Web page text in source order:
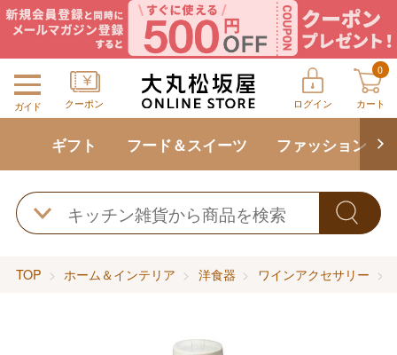
ガイド クーポン ログイン
0
カート
ギフト フード＆スイーツ ファッション
TOP ホーム＆インテリア 洋食器 ワインアクセサリー